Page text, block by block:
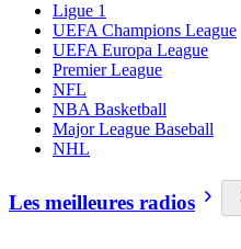
Ligue 1
UEFA Champions League
UEFA Europa League
Premier League
NFL
NBA Basketball
Major League Baseball
NHL
Les meilleures radios